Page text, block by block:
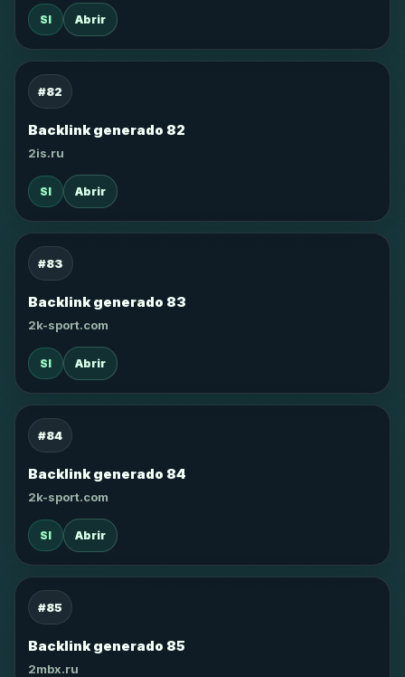
SI Abrir
#82
Backlink generado 82
2is.ru
SI Abrir
#83
Backlink generado 83
2k-sport.com
SI Abrir
#84
Backlink generado 84
2k-sport.com
SI Abrir
#85
Backlink generado 85
2mbx.ru